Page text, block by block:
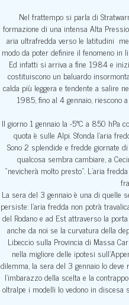
Nel frattempo si parla di
formazione di una intensa Alta
aria ultrafredda verso le latitudini
modo da poter definire il fenomeno in
Ed infatti si arriva a fine 1984 e
costituiscono un baluardo
calda più leggera e tendente a salire
1985, fino al 4 gennaio, riescono
Il giorno 1 gennaio la -5°C a 850 hPa
quota è sulle Alpi. Sfonda l’aria
Sono 2 splendide e fredde giornate
qualcosa sembra cambiare, a
“nevicherà molto presto”. L’aria
La sera del 3 gennaio è una di quelle
persiste: l’aria fredda non potrà
del Rodano e ad Est attraverso la
anche da noi se la curvatura della
Libeccio sulla Provincia di Massa
nella migliore delle ipotesi
dilemma, la sera del 3 gennaio lo
l’imbarazzo della scelta e la
oltralpe i modelli lo vedono in discesa